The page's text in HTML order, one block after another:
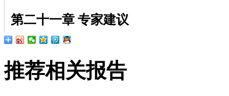
第二十一章 专家建议
推荐相关报告